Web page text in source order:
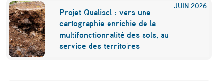
JUIN 2026
Projet Qualisol : vers une
cartographie enrichie de la
multifonctionnalité des sols, au
service des territoires